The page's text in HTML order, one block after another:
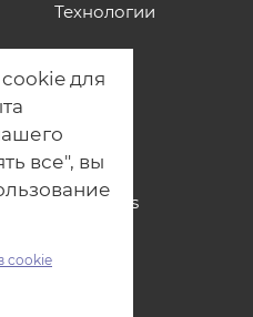
Технологии
Cookies
для
все", вы
cookie